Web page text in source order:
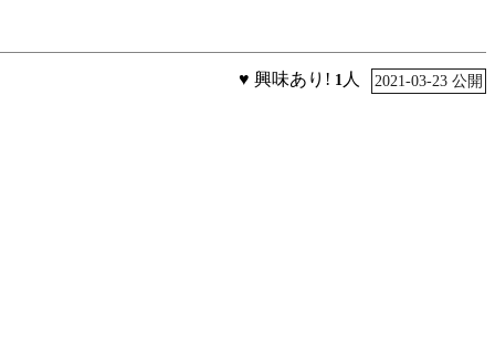
2021-03-23 公開
♥ 興味あり! 1 人